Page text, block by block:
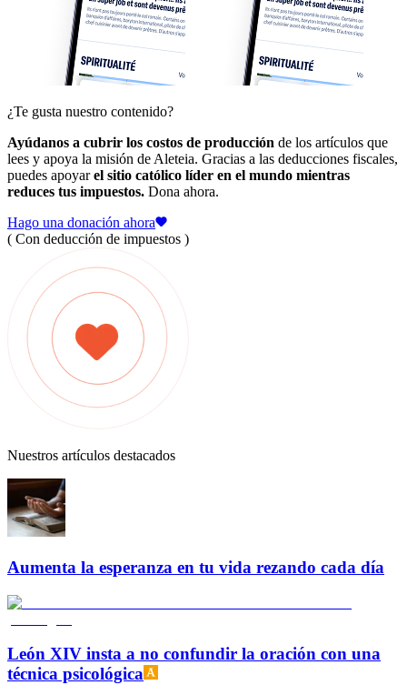
¿Te gusta nuestro contenido?
Ayúdanos a cubrir los costos de producción de los artículos que
lees y apoya la misión de Aleteia. Gracias a las deducciones fiscales,
puedes apoyarel sitio católico líder en el mundo mientras
reduces tus impuestos. Dona ahora.
Hago una donación ahora
( Con deducción de impuestos )
Nuestros artículos destacados
Aumenta la esperanza en tu vida rezando cada día
León XIV insta a no confundir la oración con una
técnica psicológica